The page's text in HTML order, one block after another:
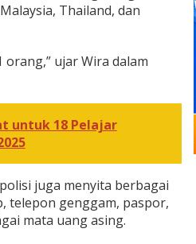
Thailand, dan
orang,” ujar Wira dalam
untuk 18 Pelajar
juga menyita berbagai
telepon genggam, paspor,
mata uang asing.